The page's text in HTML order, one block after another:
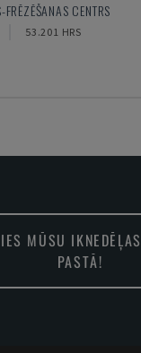
CENTRS
53.201 HRS
MŪSU
PASTĀ!